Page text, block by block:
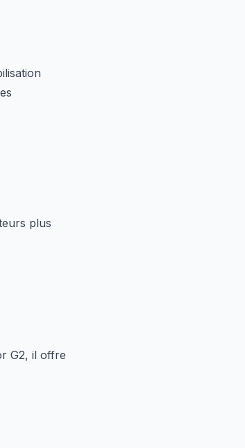
plus
G2, il offre